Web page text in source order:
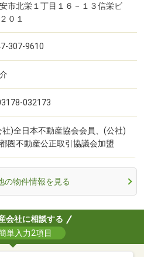
市北栄１丁目１６－１３信栄ビ
０１
307-9610
032173
社)全日本不動産協会会員、(公社)
圏不動産公正取引協議会加盟
の物件情報を見る
会社に相談する
単入力2項目